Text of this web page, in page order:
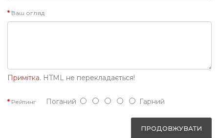
Ваш огляд
Примітка. HTML не перекладається!
Рейтинг Поганий Гарний
ПРОДОВЖУВАТИ